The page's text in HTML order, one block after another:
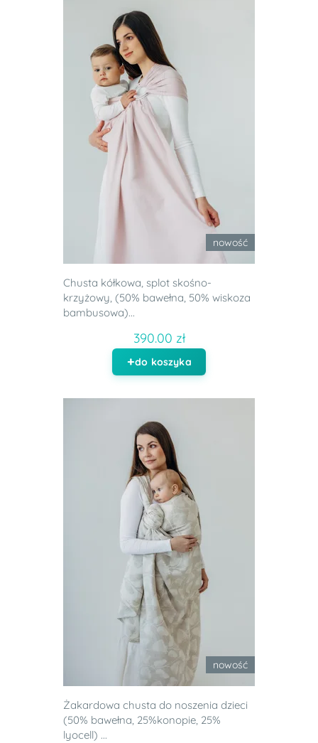
nowość
Chusta kółkowa, splot skośno-
krzyżowy, (50% bawełna, 50% wiskoza
bambusowa)...
390.00 zł
do koszyka
nowość
Żakardowa chusta do noszenia dzieci
(50% bawełna, 25%konopie, 25%
lyocell) ...